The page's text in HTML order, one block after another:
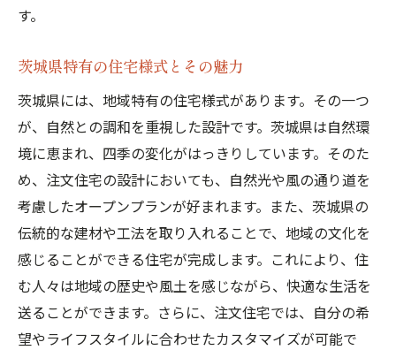
す。
茨城県特有の住宅様式とその魅力
茨城県には、地域特有の住宅様式があります。その一つ
が、自然との調和を重視した設計です。茨城県は自然環
境に恵まれ、四季の変化がはっきりしています。そのた
め、注文住宅の設計においても、自然光や風の通り道を
考慮したオープンプランが好まれます。また、茨城県の
伝統的な建材や工法を取り入れることで、地域の文化を
感じることができる住宅が完成します。これにより、住
む人々は地域の歴史や風土を感じながら、快適な生活を
送ることができます。さらに、注文住宅では、自分の希
望やライフスタイルに合わせたカスタマイズが可能で